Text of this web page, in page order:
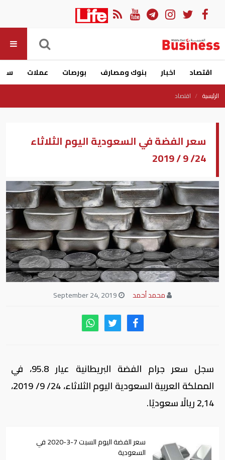
اقتصاد اخبار بنوك ومصارف بورصات عملات
الرئيسية اقتصاد
سعر الفضة في السعودية اليوم الثلاثاء
24/ 9 / 2019
محمد أحمد
سجل سعر جرام الفضة البريطانية عيار 95.8، في
المملكة العربية السعودية اليوم الثلاثاء، 24/ 9/ 2019،
2٫14 ريالًا سعوديًا.
سعر الفضة اليوم السبت 7-3-2020 في
السعودية